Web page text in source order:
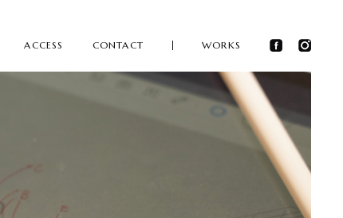
ACCESS CONTACT WORKS